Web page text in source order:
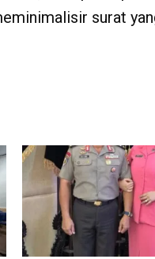
surat